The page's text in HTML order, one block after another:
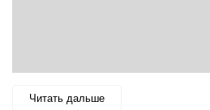
Читать дальше